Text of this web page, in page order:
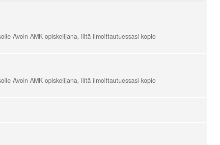
Avoin AMK opiskelijana, liitä ilmoittautuessasi kopio
Avoin AMK opiskelijana, liitä ilmoittautuessasi kopio